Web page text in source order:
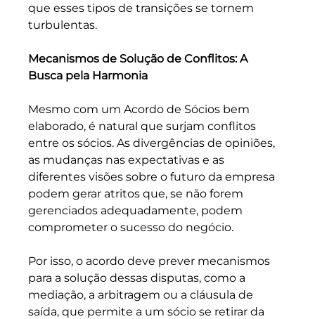
que esses tipos de transições se tornem
turbulentas.
Mecanismos de Solução de Conflitos: A
Busca pela Harmonia
Mesmo com um Acordo de Sócios bem
elaborado, é natural que surjam conflitos
entre os sócios. As divergências de opiniões,
as mudanças nas expectativas e as
diferentes visões sobre o futuro da empresa
podem gerar atritos que, se não forem
gerenciados adequadamente, podem
comprometer o sucesso do negócio.
Por isso, o acordo deve prever mecanismos
para a solução dessas disputas, como a
mediação, a arbitragem ou a cláusula de
saída, que permite a um sócio se retirar da